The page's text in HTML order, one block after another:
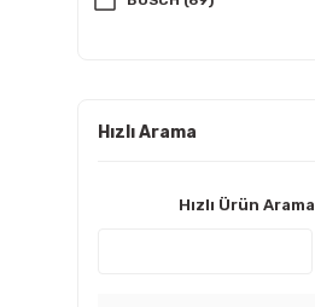
MANN (38)
Hızlı Arama
Hızlı Ürün Arama